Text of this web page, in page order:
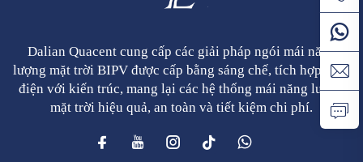
Dalian Quacent cung cấp các giải pháp ngói mái năng
lượng mặt trời BIPV được cấp bằng sáng chế, tích hợp phát
điện với kiến trúc, mang lại các hệ thống mái năng lượng
mặt trời hiệu quả, an toàn và tiết kiệm chi phí.